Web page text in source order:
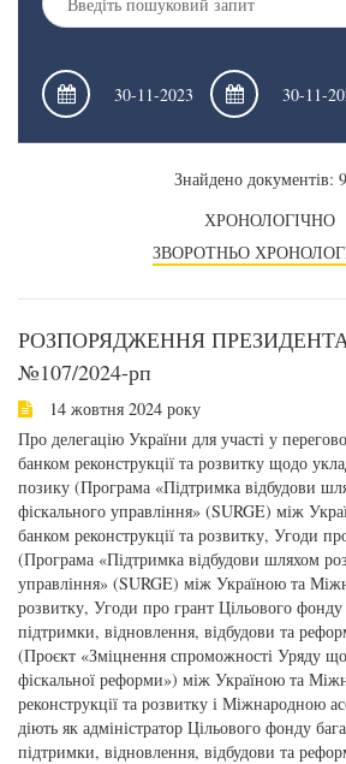
Знайдено документів:
ХРОНОЛОГІЧНО
ЗВОРОТНЬО
РОЗПОРЯДЖЕННЯ
№107/2024-рп
14 жовтня 2024 року
Про делегацію України для участі у
банком реконструкції та розвитку щодо
позику (Програма «Підтримка відбудови
фіскального управління» (SURGE) між
банком реконструкції та розвитку, Угоди
(Програма «Підтримка відбудови шляхом
управління» (SURGE) між Україною та
розвитку, Угоди про грант Цільового фонду
підтримки, відновлення, відбудови та
(Проєкт «Зміцнення спроможності Уряду
фіскальної реформи») між Україною та
реконструкції та розвитку і Міжнародною
діють як адміністратор Цільового фонду
підтримки, відновлення, відбудови та